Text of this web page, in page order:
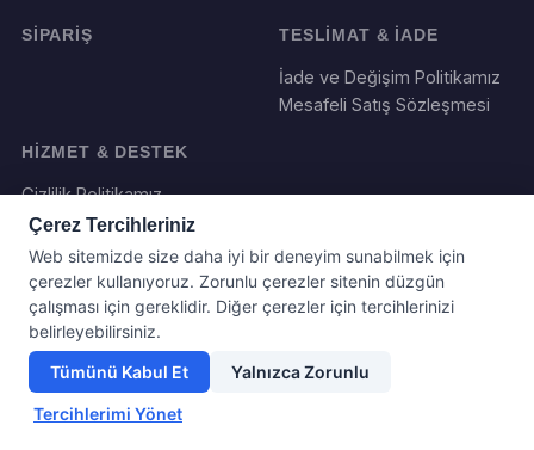
SİPARİŞ TESLİMAT & İADE
İade ve Değişim Politikamız
Mesafeli Satış Sözleşmesi
HİZMET & DESTEK
Gizlilik Politikamız
Yazılım ve Tasarım : Webboll. Tum haklari saklidir.
© 2026 Hediye Panayırı Tum haklari saklidir.
Çerez Tercihleriniz
Web sitemizde size daha iyi bir deneyim sunabilmek için
çerezler kullanıyoruz. Zorunlu çerezler sitenin düzgün
çalışması için gereklidir. Diğer çerezler için tercihlerinizi
belirleyebilirsiniz.
Tümünü Kabul Et
Yalnızca Zorunlu
Tercihlerimi Yönet